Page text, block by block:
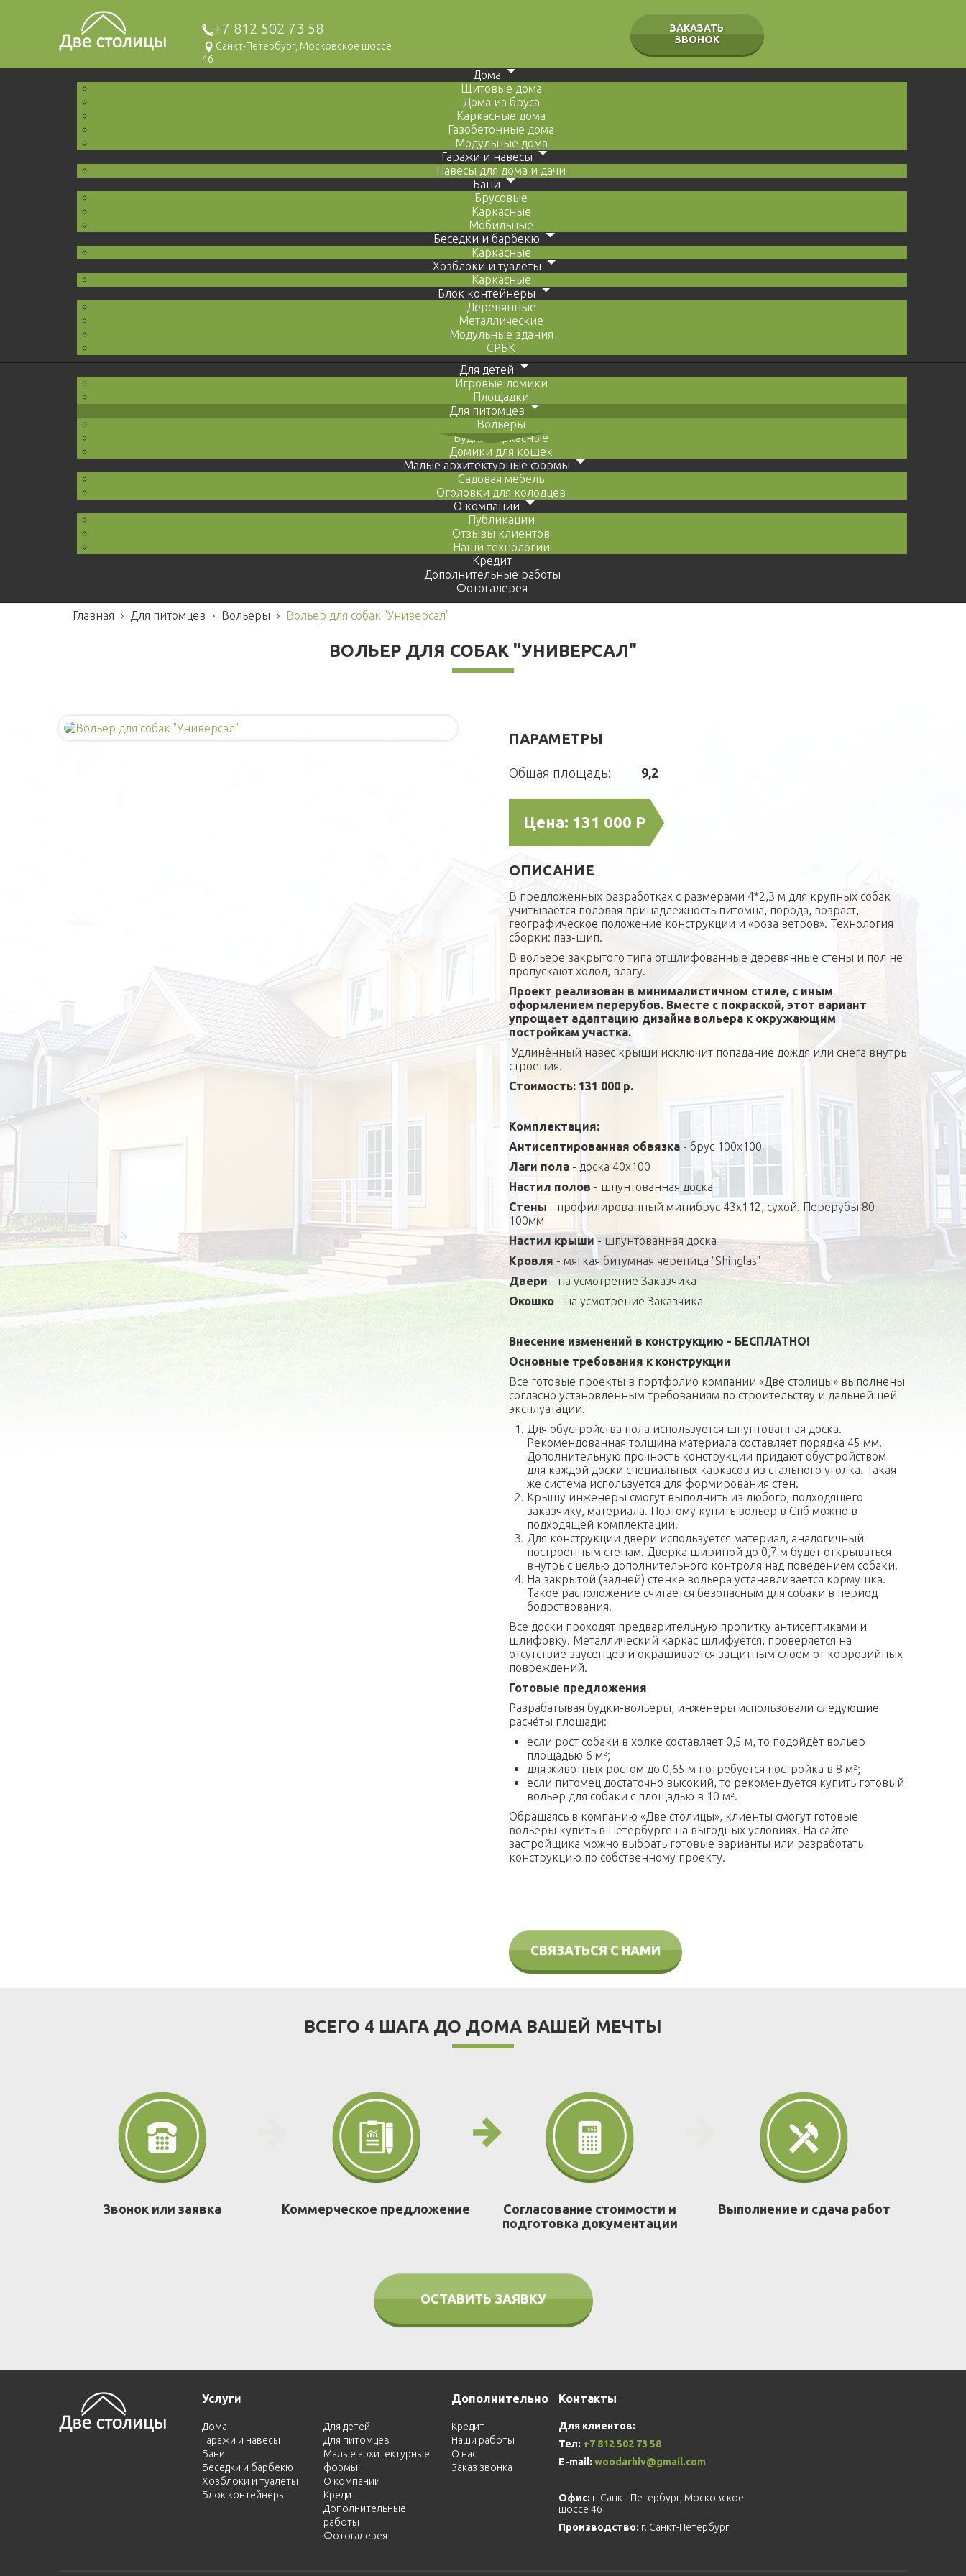
+7 812 502 73 58
Санкт-Петербург, Московское шоссе
46
ЗАКАЗАТЬ
ЗВОНОК
Дома
Щитовые дома
Дома из бруса
Каркасные дома
Газобетонные дома
Модульные дома
Гаражи и навесы
Навесы для дома и дачи
Бани
Брусовые
Каркасные
Мобильные
Беседки и барбекю
Каркасные
Хозблоки и туалеты
Каркасные
Блок контейнеры
Деревянные
Металлические
Модульные здания
СРБК
Для детей
Игровые домики
Площадки
Для питомцев
Вольеры
Будки каркасные
Домики для кошек
Малые архитектурные формы
Садовая мебель
Оголовки для колодцев
О компании
Публикации
Отзывы клиентов
Наши технологии
Кредит
Дополнительные работы
Фотогалерея
Главная › Для питомцев › Вольеры › Вольер для собак "Универсал"
ВОЛЬЕР ДЛЯ СОБАК "УНИВЕРСАЛ"
ПАРАМЕТРЫ
Общая площадь: 9,2
Цена: 131 000 Р
ОПИСАНИЕ
В предложенных разработках с размерами 4*2,3 м для крупных собак
учитывается половая принадлежность питомца, порода, возраст,
географическое положение конструкции и «роза ветров». Технология
сборки: паз-шип.
В вольере закрытого типа отшлифованные деревянные стены и пол не
пропускают холод, влагу.
Проект реализован в минималистичном стиле, с иным
оформлением перерубов. Вместе с покраской, этот вариант
упрощает адаптацию дизайна вольера к окружающим
постройкам участка.
Удлинённый навес крыши исключит попадание дождя или снега внутрь
строения.
Стоимость: 131 000 р.
Комплектация:
Антисептированная обвязка- брус 100х100
Лаги пола- доска 40х100
Настил полов - шпунтованная доска
Стены - профилированный минибрус 43х112, сухой. Перерубы 80-
100мм
Настил крыши- шпунтованная доска
Кровля - мягкая битумная черепица "Shinglas"
Двери - на усмотрение Заказчика
Окошко- на усмотрение Заказчика
Внесение изменений в конструкцию - БЕСПЛАТНО!
Основные требования к конструкции
Все готовые проекты в портфолио компании «Две столицы» выполнены
согласно установленным требованиям по строительству и дальнейшей
эксплуатации.
Для обустройства пола используется шпунтованная доска.
Рекомендованная толщина материала составляет порядка 45 мм.
Дополнительную прочность конструкции придают обустройством
для каждой доски специальных каркасов из стального уголка. Такая
же система используется для формирования стен.
Крышу инженеры смогут выполнить из любого, подходящего
заказчику, материала. Поэтому купить вольер в Спб можно в
подходящей комплектации.
Для конструкции двери используется материал, аналогичный
построенным стенам. Дверка шириной до 0,7 м будет открываться
внутрь с целью дополнительного контроля над поведением собаки.
На закрытой (задней) стенке вольера устанавливается кормушка.
Такое расположение считается безопасным для собаки в период
бодрствования.
Все доски проходят предварительную пропитку антисептиками и
шлифовку. Металлический каркас шлифуется, проверяется на
отсутствие заусенцев и окрашивается защитным слоем от коррозийных
повреждений.
Готовые предложения
Разрабатывая будки-вольеры, инженеры использовали следующие
расчёты площади:
если рост собаки в холке составляет 0,5 м, то подойдёт вольер
площадью 6 м²;
для животных ростом до 0,65 м потребуется постройка в 8 м²;
если питомец достаточно высокий, то рекомендуется купить готовый
вольер для собаки с площадью в 10 м².
Обращаясь в компанию «Две столицы», клиенты смогут готовые
вольеры купить в Петербурге на выгодных условиях. На сайте
застройщика можно выбрать готовые варианты или разработать
конструкцию по собственному проекту.
СВЯЗАТЬСЯ С НАМИ
ВСЕГО 4 ШАГА ДО ДОМА ВАШЕЙ МЕЧТЫ
Звонок или заявка Коммерческое предложение
Согласование стоимости и
подготовка документации
Выполнение и сдача работ
ОСТАВИТЬ ЗАЯВКУ
Услуги
Дома
Гаражи и навесы
Бани
Беседки и барбекю
Хозблоки и туалеты
Блок контейнеры
Для детей
Для питомцев
Малые архитектурные
формы
О компании
Кредит
Дополнительные
работы
Фотогалерея
Дополнительно
Кредит
Наши работы
О нас
Заказ звонка
Контакты
Для клиентов:
Тел: +7 812 502 73 58
E-mail:woodarhiv@gmail.com
Офис: г. Санкт-Петербург, Московское
шоссе 46
Производство: г. Санкт-Петербург